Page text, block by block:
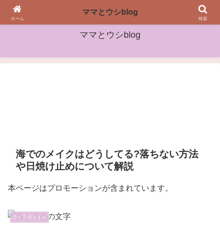
女性や子どもたちに役立つ情報をお届け
ママとウシblog
海でのメイクはどうしてる?落ちない方法
や日焼け止めについて解説
本ページはプロモーションが含まれています。
ライフスタイル
ホーム
ママとウシblog
検索